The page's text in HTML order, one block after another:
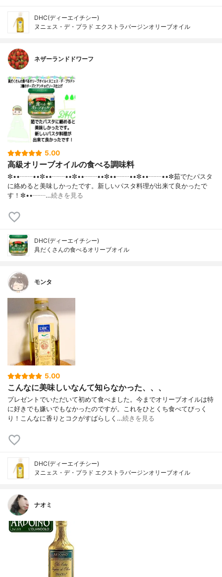
DHC(ディーエイチシー)
ヌニェス・デ・プラド エクストラバージンオリーブオイル
ネザーランドドワーフ
5.00
高級オリーブオイルの食べる調味料
✼••┈┈••✼••┈┈••✼••┈┈••✼••┈┈••✼••┈┈••✼茹でたパスタ
に絡めると美味しかったです。新しいパスタ料理が出来て良かったで
す！✼••┈┈…続きを見る
DHC(ディーエイチシー)
具だくさんの食べるオリーブオイル
モンタ
5.00
こんなに美味しいなんて知らなかった、、、
プレゼントでいただいて初めて食べました。今までオリーブオイルは特
に好きでも嫌いでもなかったのですが。これをひとくち食べてびっく
り！こんなに香りとコクがすばらしく…続きを見る
DHC(ディーエイチシー)
ヌニェス・デ・プラド エクストラバージンオリーブオイル
ナオミ